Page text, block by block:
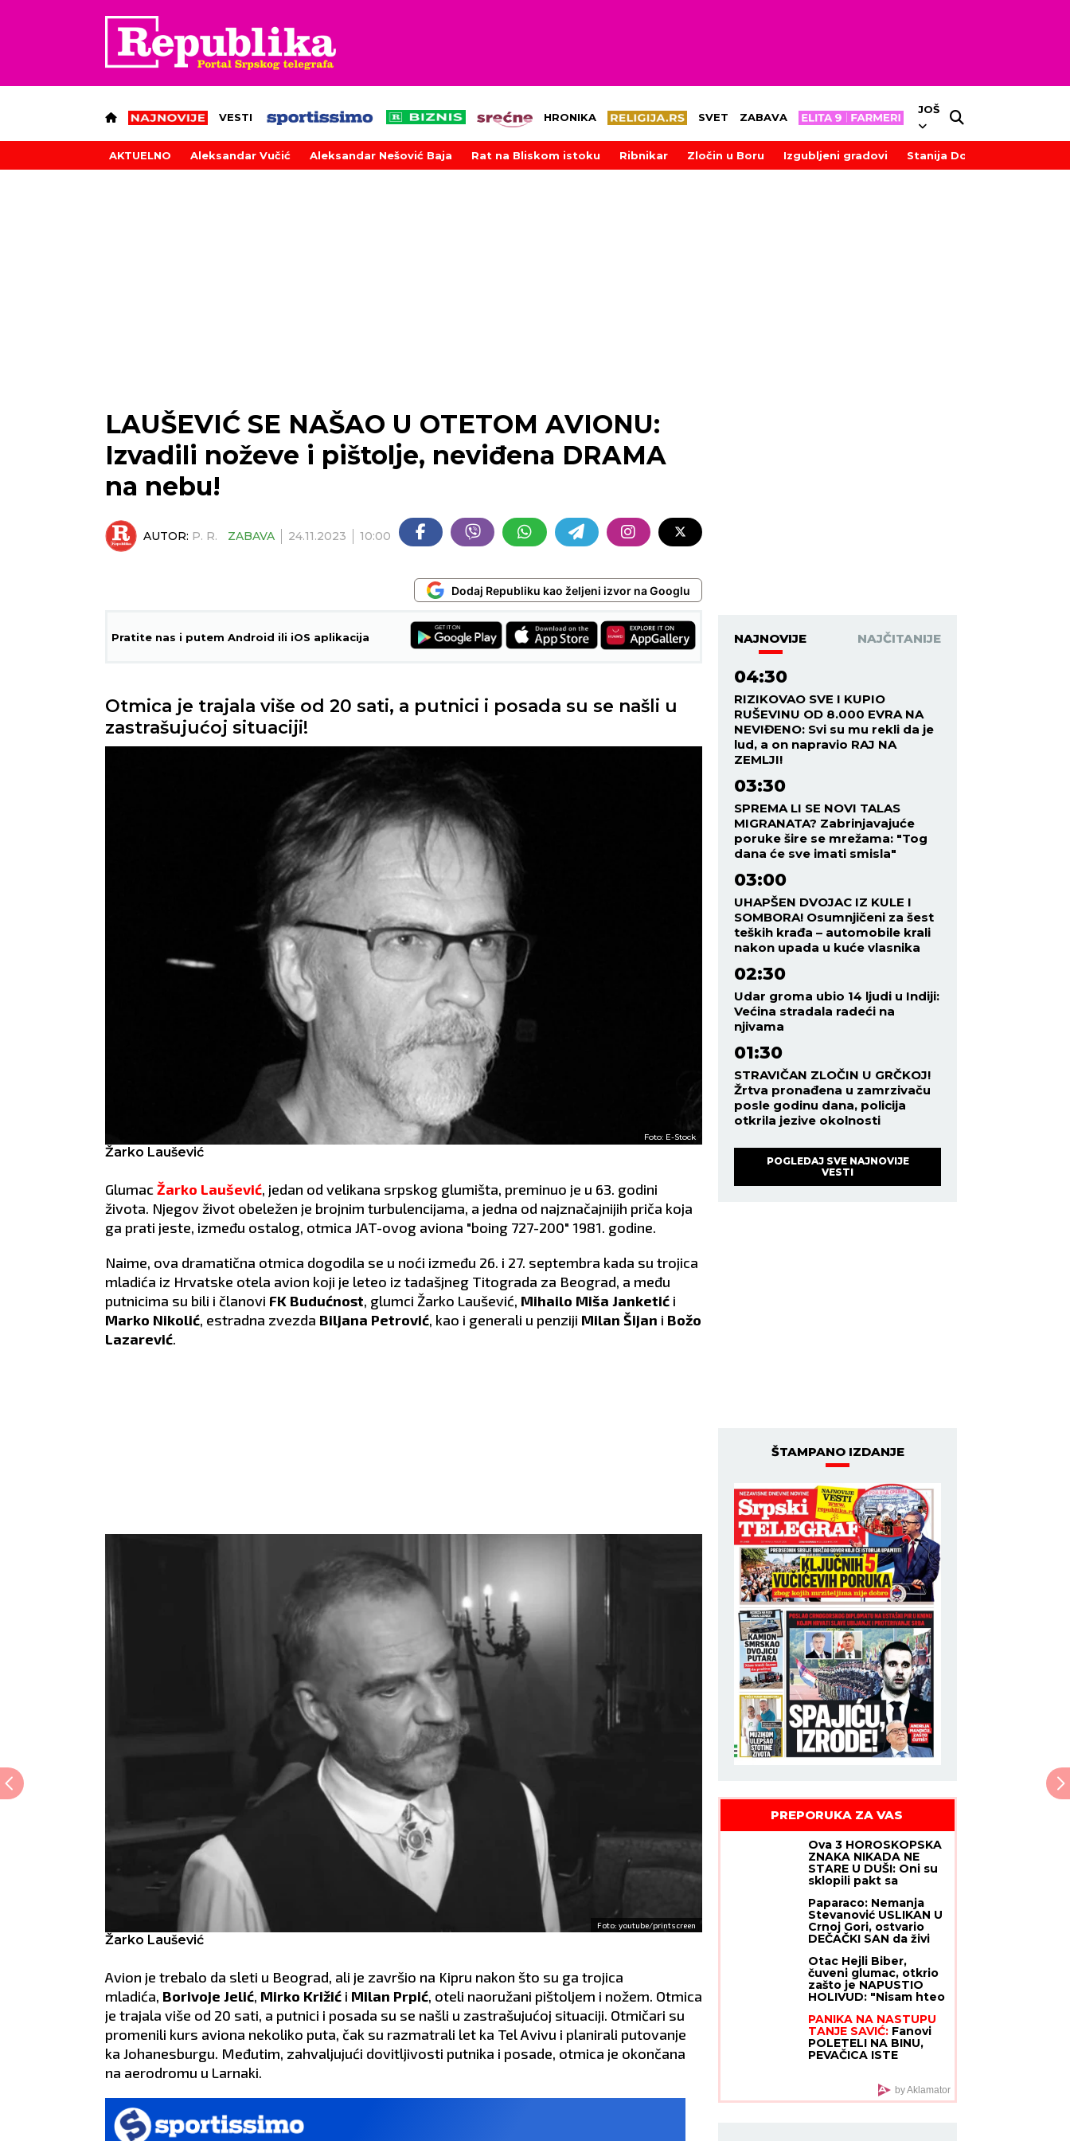
VESTI HRONIKA SVET ZABAVA
JOŠ
AKTUELNO Aleksandar Vučić Aleksandar Nešović Baja Rat na Bliskom istoku Ribnikar Zločin u Boru Izgubljeni gradovi Stanija Dobrojević
LAUŠEVIĆ SE NAŠAO U OTETOM AVIONU:
Izvadili noževe i pištolje, neviđena DRAMA
na nebu!
AUTOR: P. R. ZABAVA 24.11.2023 10:00
Dodaj Republiku kao željeni izvor na Googlu
Pratite nas i putem Android ili iOS aplikacija
Otmica je trajala više od 20 sati, a putnici i posada su se našli u
zastrašujućoj situaciji!
Foto: E-Stock
Žarko Laušević
Glumac Žarko Laušević, jedan od velikana srpskog glumišta, preminuo je u 63. godini
života. Njegov život obeležen je brojnim turbulencijama, a jedna od najznačajnijih priča koja
ga prati jeste, između ostalog, otmica JAT-ovog aviona "boing 727-200" 1981. godine.
Naime, ova dramatična otmica dogodila se u noći između 26. i 27. septembra kada su trojica
mladića iz Hrvatske otela avion koji je leteo iz tadašjneg Titograda za Beograd, a među
putnicima su bili i članovi FK Budućnost, glumci Žarko Laušević, Mihailo Miša Janketić i
Marko Nikolić, estradna zvezda Biljana Petrović, kao i generali u penziji Milan Šijan i Božo
Lazarević.
Foto: youtube/printscreen
Žarko Laušević
Avion je trebalo da sleti u Beograd, ali je završio na Kipru nakon što su ga trojica
mladića, Borivoje Jelić, Mirko Križić i Milan Prpić, oteli naoružani pištoljem i nožem. Otmica
je trajala više od 20 sati, a putnici i posada su se našli u zastrašujućoj situaciji. Otmičari su
promenili kurs aviona nekoliko puta, čak su razmatrali let ka Tel Avivu i planirali putovanje
ka Johanesburgu. Međutim, zahvaljujući dovitljivosti putnika i posade, otmica je okončana
na aerodromu u Larnaki.
NAJNOVIJE NAJČITANIJE
04:30
RIZIKOVAO SVE I KUPIO
RUŠEVINU OD 8.000 EVRA NA
NEVIĐENO: Svi su mu rekli da je
lud, a on napravio RAJ NA
ZEMLJI!
03:30
SPREMA LI SE NOVI TALAS
MIGRANATA? Zabrinjavajuće
poruke šire se mrežama: "Tog
dana će sve imati smisla"
03:00
UHAPŠEN DVOJAC IZ KULE I
SOMBORA! Osumnjičeni za šest
teških krađa – automobile krali
nakon upada u kuće vlasnika
02:30
Udar groma ubio 14 ljudi u Indiji:
Većina stradala radeći na
njivama
01:30
STRAVIČAN ZLOČIN U GRČKOJ!
Žrtva pronađena u zamrzivaču
posle godinu dana, policija
otkrila jezive okolnosti
POGLEDAJ SVE NAJNOVIJE
VESTI
ŠTAMPANO IZDANJE
PREPORUKA ZA VAS
Ova 3 HOROSKOPSKA
ZNAKA NIKADA NE
STARE U DUŠI: Oni su
sklopili pakt sa
SEDE im ne mogu
ništa
Paparaco: Nemanja
Stevanović USLIKAN U
Crnoj Gori, ostvario
DEČAČKI SAN da živi
Otac Hejli Biber,
čuveni glumac, otkrio
zašto je NAPUSTIO
HOLIVUD: "Nisam hteo
Kruz", sreću pronašao
u religiji - zaradio
mnogo para, oženio
najzgodniju, a Isus je
PANIKA NA NASTUPU
TANJE SAVIĆ: Fanovi
POLETELI NA BINU,
PEVAČICA ISTE
by Aklamator